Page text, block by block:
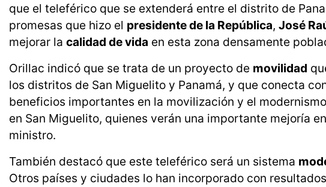
que el teleférico que se extenderá entre el distrito de
promesas que hizo el presidente de la República, José
mejorar la calidad de vida en esta zona densamente
Orillac indicó que se trata de un proyecto de movilidad
los distritos de San Miguelito y Panamá, y que conecta
beneficios importantes en la movilización y el
en San Miguelito, quienes verán una importante mejoría
ministro.
También destacó que este teleférico será un sistema
Otros países y ciudades lo han incorporado con